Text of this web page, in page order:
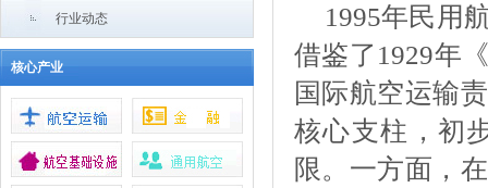
行业动态
核心产业
1995年民用
借鉴了1929年
国际航空运输
核心支柱，初
限。一方面，